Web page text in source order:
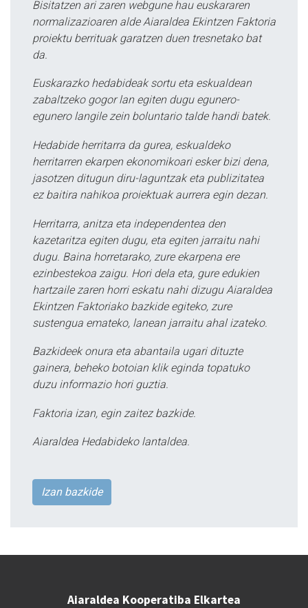
Bisitatzen ari zaren webgune hau euskararen
normalizazioaren alde Aiaraldea Ekintzen Faktoria
proiektu berrituak garatzen duen tresnetako bat
da.
Euskarazko hedabideak sortu eta eskualdean
zabaltzeko gogor lan egiten dugu egunero-
egunero langile zein boluntario talde handi batek.
Hedabide herritarra da gurea, eskualdeko
herritarren ekarpen ekonomikoari esker bizi dena,
jasotzen ditugun diru-laguntzak eta publizitatea
ez baitira nahikoa proiektuak aurrera egin dezan.
Herritarra, anitza eta independentea den
kazetaritza egiten dugu, eta egiten jarraitu nahi
dugu. Baina horretarako, zure ekarpena ere
ezinbestekoa zaigu. Hori dela eta, gure edukien
hartzaile zaren horri eskatu nahi dizugu Aiaraldea
Ekintzen Faktoriako bazkide egiteko, zure
sustengua emateko, lanean jarraitu ahal izateko.
Bazkideek onura eta abantaila ugari dituzte
gainera, beheko botoian klik eginda topatuko
duzu informazio hori guztia.
Faktoria izan, egin zaitez bazkide.
Aiaraldea Hedabideko lantaldea.
Izan bazkide
Aiaraldea Kooperatiba Elkartea